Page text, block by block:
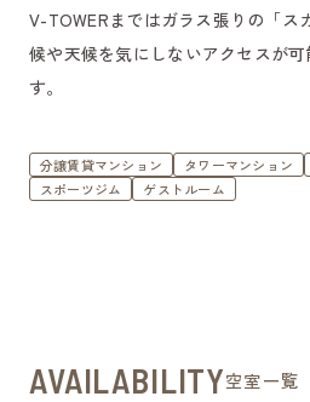
V-TOWERまではガラス張りの「ス
候や天候を気にしないアクセスが
す。
分譲賃貸マンション タワーマンション
スポーツジム
ゲストルーム
AVAILABILITY空室一覧